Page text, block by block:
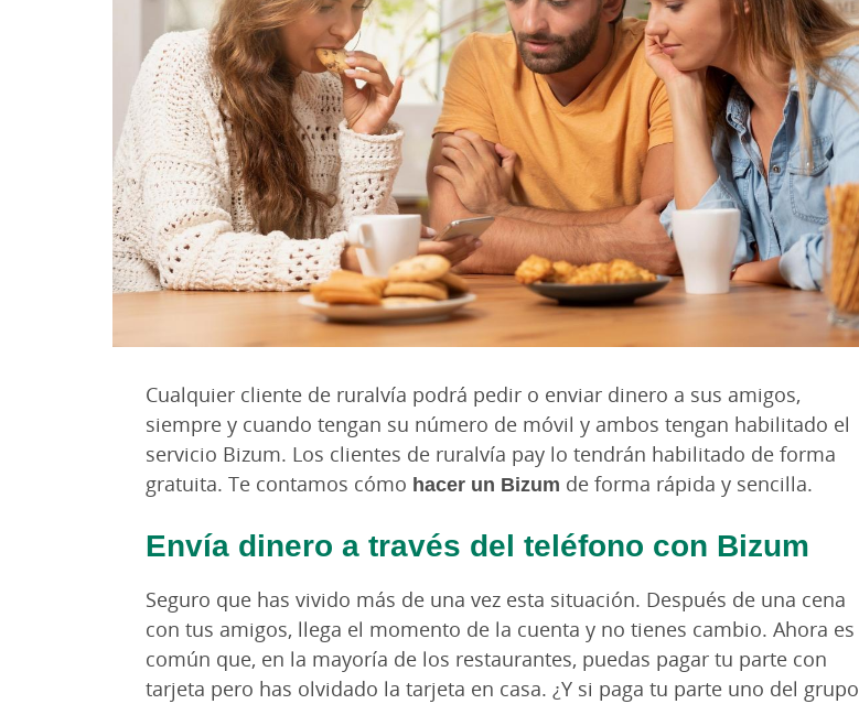
Cualquier cliente de ruralvía podrá pedir o enviar dinero a sus amigos,
siempre y cuando tengan su número de móvil y ambos tengan habilitado el
servicio Bizum. Los clientes de ruralvía pay lo tendrán habilitado de forma
gratuita. Te contamos cómo hacer un Bizum de forma rápida y sencilla.
Envía dinero a través del teléfono con Bizum
Seguro que has vivido más de una vez esta situación. Después de una cena
con tus amigos, llega el momento de la cuenta y no tienes cambio. Ahora es
común que, en la mayoría de los restaurantes, puedas pagar tu parte con
tarjeta pero has olvidado la tarjeta en casa. ¿Y si paga tu parte uno del grupo